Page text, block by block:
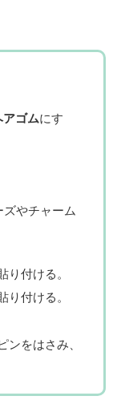
アゴムにす
やチャーム
り付ける。
り付ける。
ンをはさみ、